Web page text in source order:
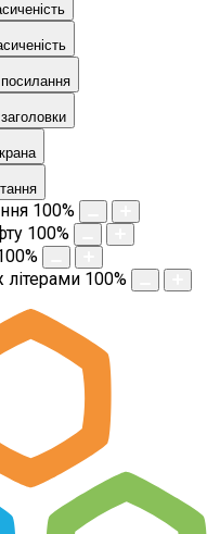
100%
100%
%
літерами 100%